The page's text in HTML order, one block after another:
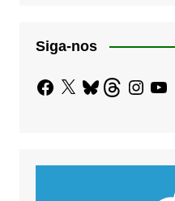
Siga-nos
Facebook
X BlueskyThreadsInstagram